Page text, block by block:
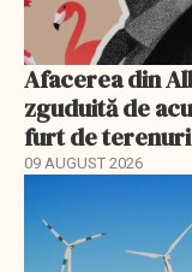
Afacerea din
zguduită de
furt de
09 AUGUST 2026